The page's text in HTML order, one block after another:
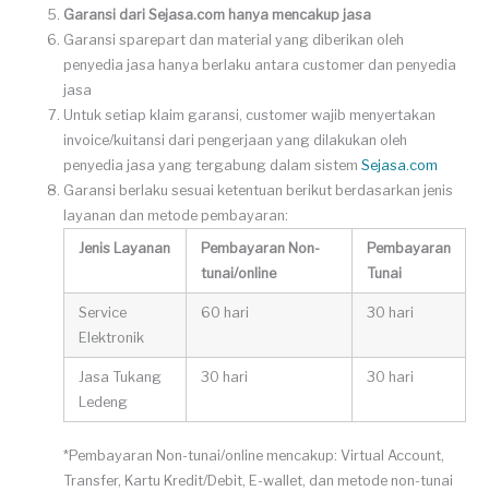
Garansi dari Sejasa.com hanya mencakup jasa
Garansi sparepart dan material yang diberikan oleh
penyedia jasa hanya berlaku antara customer dan penyedia
jasa
Untuk setiap klaim garansi, customer wajib menyertakan
invoice/kuitansi dari pengerjaan yang dilakukan oleh
penyedia jasa yang tergabung dalam sistemSejasa.com
Garansi berlaku sesuai ketentuan berikut berdasarkan jenis
layanan dan metode pembayaran:
Jenis Layanan
Pembayaran Non-
tunai/online
Pembayaran
Tunai
Service
Elektronik
60 hari 30 hari
Jasa Tukang
Ledeng
30 hari 30 hari
*Pembayaran Non-tunai/online mencakup: Virtual Account,
Transfer, Kartu Kredit/Debit, E-wallet, dan metode non-tunai